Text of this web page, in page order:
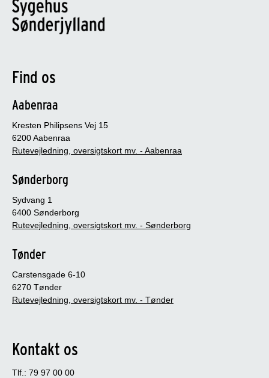
Find os
Aabenraa
Kresten Philipsens Vej 15
6200 Aabenraa
Rutevejledning, oversigtskort mv. - Aabenraa
Sønderborg
Sydvang 1
6400 Sønderborg
Rutevejledning, oversigtskort mv. - Sønderborg
Tønder
Carstensgade 6-10
6270 Tønder
Rutevejledning, oversigtskort mv. - Tønder
Kontakt os
Tlf.: 79 97 00 00